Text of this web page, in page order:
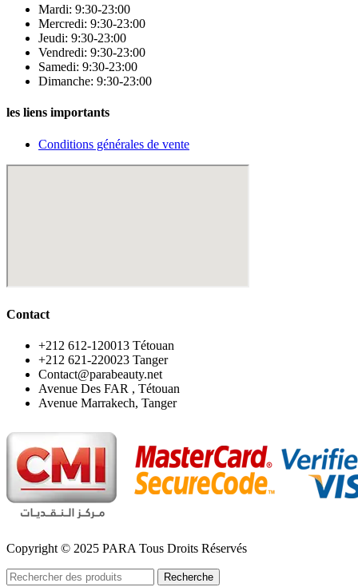
Mardi: 9:30-23:00
Mercredi: 9:30-23:00
Jeudi: 9:30-23:00
Vendredi: 9:30-23:00
Samedi: 9:30-23:00
Dimanche: 9:30-23:00
les liens importants
Conditions générales de vente
Contact
‪+212 612-120013 Tétouan
‪+212 621-220023 Tanger
Contact@parabeauty.net
Avenue Des FAR , Tétouan
Avenue Marrakech, Tanger
Copyright © 2025 PARA Tous Droits Réservés
Recherche